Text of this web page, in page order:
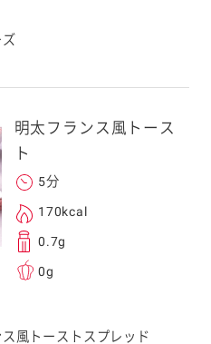
明太フランス風トース
ト
5分
170kcal
0.7g
0g
風トーストスプレッド